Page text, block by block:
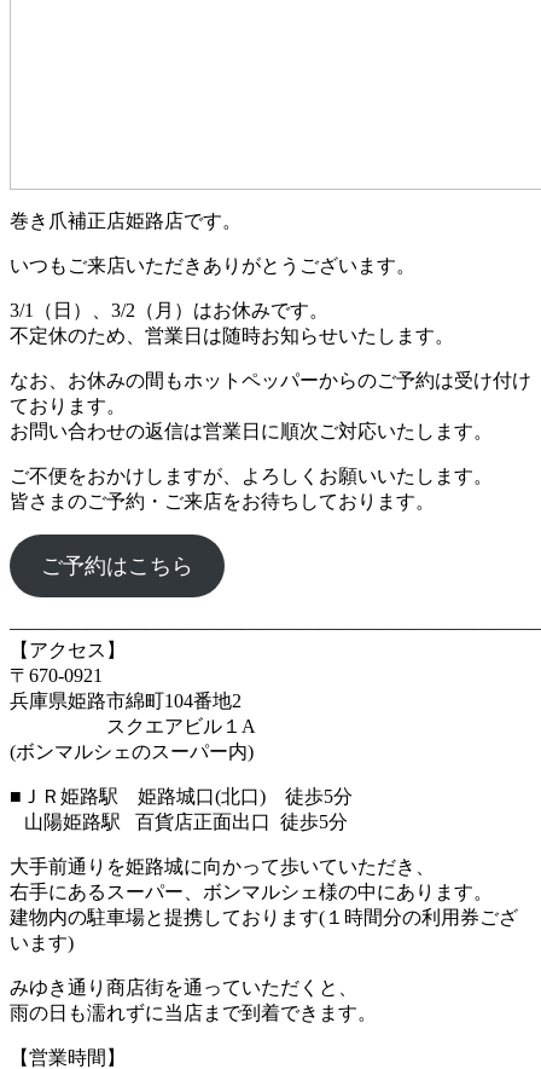
巻き爪補正店姫路店です。
いつもご来店いただきありがとうございます。
3/1（日）、3/2（月）はお休みです。
不定休のため、営業日は随時お知らせいたします。
なお、お休みの間もホットペッパーからのご予約は受け付け
ております。
お問い合わせの返信は営業日に順次ご対応いたします。
ご不便をおかけしますが、よろしくお願いいたします。
皆さまのご予約・ご来店をお待ちしております。
ご予約はこちら
【アクセス】
〒670‐0921
兵庫県姫路市綿町104番地2
スクエアビル１A
(ボンマルシェのスーパー内)
■ＪＲ姫路駅 姫路城口(北口) 徒歩5分
山陽姫路駅 百貨店正面出口 徒歩5分
大手前通りを姫路城に向かって歩いていただき、
右手にあるスーパー、ボンマルシェ様の中にあります。
建物内の駐車場と提携しております(１時間分の利用券ござ
います)
みゆき通り商店街を通っていただくと、
雨の日も濡れずに当店まで到着できます。
【営業時間】